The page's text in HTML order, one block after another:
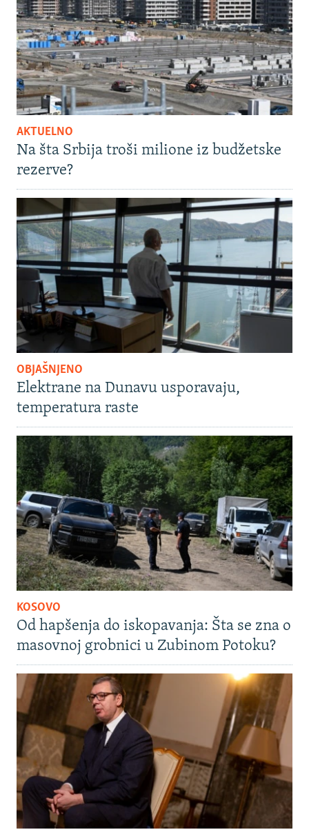
AKTUELNO
Na šta Srbija troši milione iz budžetske
rezerve?
OBJAŠNJENO
Elektrane na Dunavu usporavaju,
temperatura raste
KOSOVO
Od hapšenja do iskopavanja: Šta se zna o
masovnoj grobnici u Zubinom Potoku?